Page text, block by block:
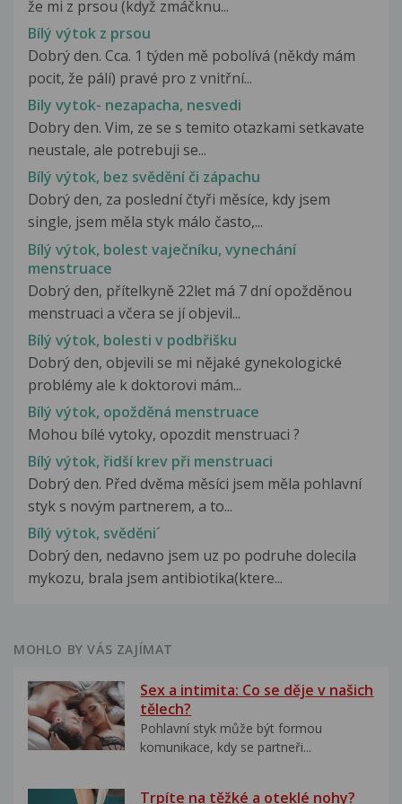
že mi z prsou (když zmáčknu...
Bílý výtok z prsou
Dobrý den. Cca. 1 týden mě pobolívá (někdy mám
pocit, že pálí) pravé pro z vnitřní...
Bily vytok- nezapacha, nesvedi
Dobry den. Vim, ze se s temito otazkami setkavate
neustale, ale potrebuji se...
Bílý výtok, bez svědění či zápachu
Dobrý den, za poslední čtyři měsíce, kdy jsem
single, jsem měla styk málo často,...
Bílý výtok, bolest vaječníku, vynechání
menstruace
Dobrý den, přítelkyně 22let má 7 dní opožděnou
menstruaci a včera se jí objevil...
Bílý výtok, bolesti v podbřišku
Dobrý den, objevili se mi nějaké gynekologické
problémy ale k doktorovi mám...
Bílý výtok, opožděná menstruace
Mohou bílé vytoky, opozdit menstruaci ?
Bílý výtok, řidší krev při menstruaci
Dobrý den. Před dvěma měsíci jsem měla pohlavní
styk s novým partnerem, a to...
Bílý výtok, svěděni´
Dobrý den, nedavno jsem uz po podruhe dolecila
mykozu, brala jsem antibiotika(ktere...
MOHLO BY VÁS ZAJÍMAT
Sex a intimita: Co se děje v našich
tělech?
Pohlavní styk může být formou
komunikace, kdy se partneři...
Trpíte na těžké a oteklé nohy?